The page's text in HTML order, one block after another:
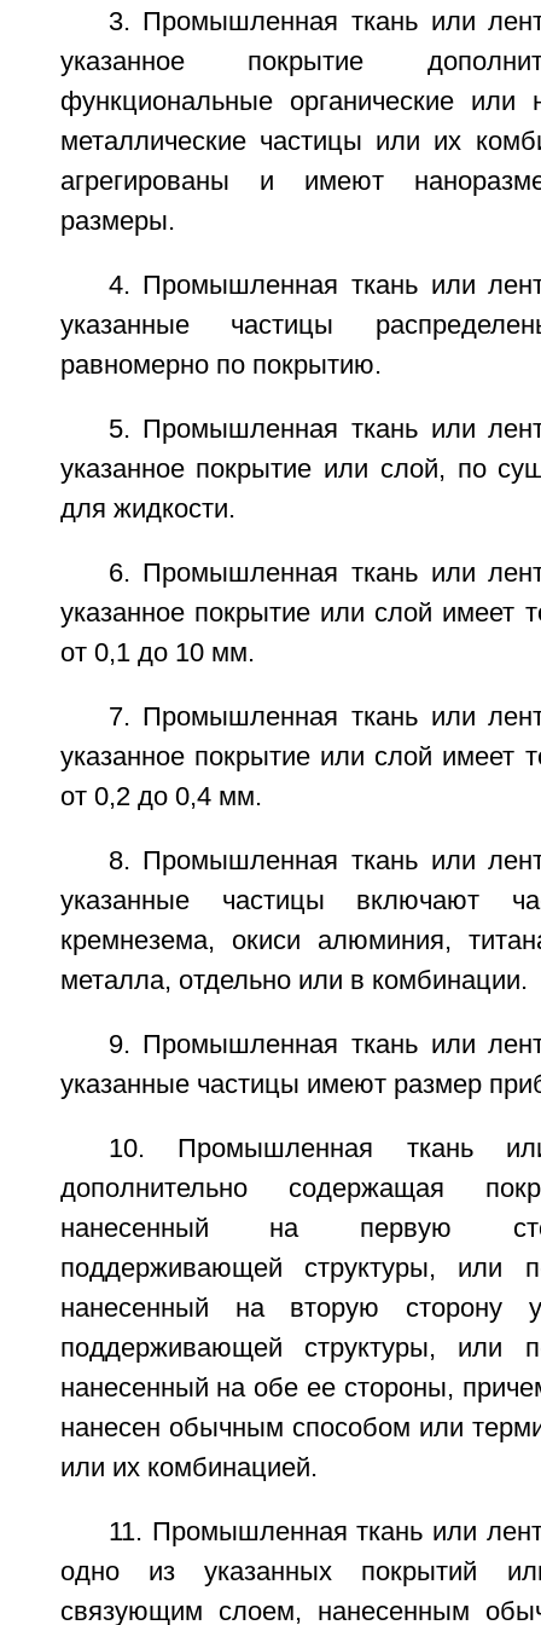
3. Промышленная ткань или
указанное покрытие
функциональные органические или
металлические частицы или их
агрегированы и имеют
размеры.
4. Промышленная ткань или
указанные частицы
равномерно по покрытию.
5. Промышленная ткань или
указанное покрытие или слой, по
для жидкости.
6. Промышленная ткань или
указанное покрытие или слой имеет
от 0,1 до 10 мм.
7. Промышленная ткань или
указанное покрытие или слой имеет
от 0,2 до 0,4 мм.
8. Промышленная ткань или
указанные частицы включают
кремнезема, окиси алюминия,
металла, отдельно или в комбинации.
9. Промышленная ткань или
указанные частицы имеют размер
10. Промышленная ткань
дополнительно содержащая
нанесенный на первую
поддерживающей структуры, или
нанесенный на вторую сторону
поддерживающей структуры, или
нанесенный на обе ее стороны,
нанесен обычным способом или
или их комбинацией.
11. Промышленная ткань или
одно из указанных покрытий
связующим слоем, нанесенным